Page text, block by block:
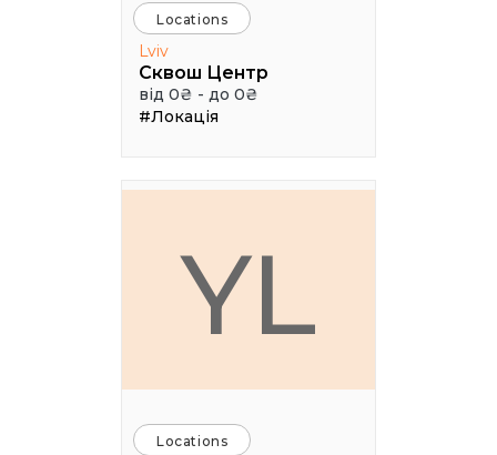
Locations
Lviv
Сквош Центр
від 0₴ - до 0₴
#Локація
YL
Locations